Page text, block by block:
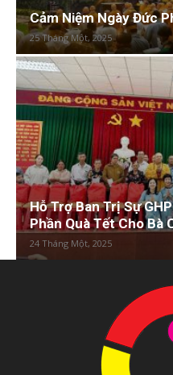
Cảm Niệm Ngày Đức
25 Tháng Một, 2025
Hỗ Trợ Ban Trị Sự
Phần Quà Tết Cho Bà
24 Tháng Một, 2025